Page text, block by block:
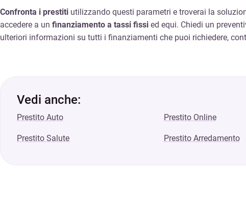
Confronta i prestiti utilizzando questi parametri e troverai la
accedere a un finanziamento a tassi fissi ed equi. Chiedi un
ulteriori informazioni su tutti i finanziamenti che puoi richiedere,
Vedi anche:
Prestito Auto Prestito Online
Prestito Salute Prestito Arredamento